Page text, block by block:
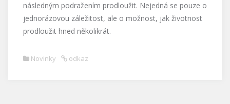
následným podražením prodloužit. Nejedná se pouze o
jednorázovou záležitost, ale o možnost, jak životnost
prodloužit hned několikrát.
Novinky odkaz